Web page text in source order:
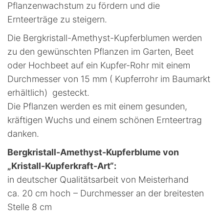
Pflanzenwachstum zu fördern und die
Ernteerträge zu steigern.
Die Bergkristall-Amethyst-Kupferblumen werden
zu den gewünschten Pflanzen im Garten, Beet
oder Hochbeet auf ein Kupfer-Rohr mit einem
Durchmesser von 15 mm ( Kupferrohr im Baumarkt
erhältlich) gesteckt.
Die Pflanzen werden es mit einem gesunden,
kräftigen Wuchs und einem schönen Ernteertrag
danken.
Bergkristall-Amethyst-Kupferblume von
„Kristall-Kupferkraft-Art“:
in deutscher Qualitätsarbeit von Meisterhand
ca. 20 cm hoch – Durchmesser an der breitesten
Stelle 8 cm